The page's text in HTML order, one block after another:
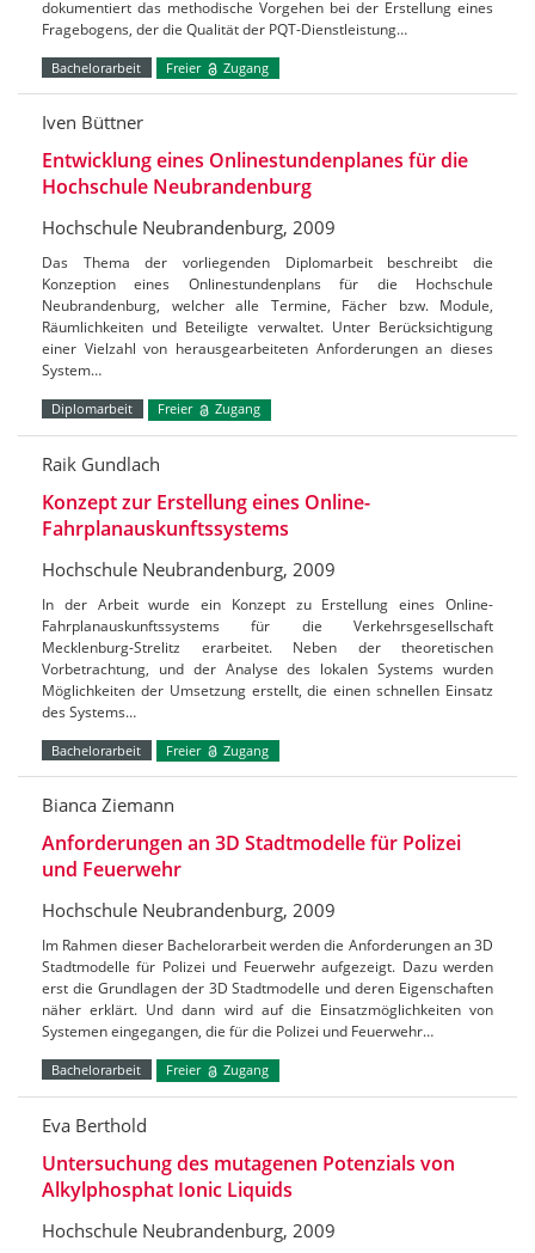
dokumentiert das methodische Vorgehen bei der Erstellung eines
Fragebogens, der die Qualität der PQT-Dienstleistung…
Bachelorarbeit Freier Zugang
Iven Büttner
Entwicklung eines Onlinestundenplanes für die
Hochschule Neubrandenburg
Hochschule Neubrandenburg, 2009
Das Thema der vorliegenden Diplomarbeit beschreibt die
Konzeption eines Onlinestundenplans für die Hochschule
Neubrandenburg, welcher alle Termine, Fächer bzw. Module,
Räumlichkeiten und Beteiligte verwaltet. Unter Berücksichtigung
einer Vielzahl von herausgearbeiteten Anforderungen an dieses
System…
Diplomarbeit Freier Zugang
Raik Gundlach
Konzept zur Erstellung eines Online-
Fahrplanauskunftssystems
Hochschule Neubrandenburg, 2009
In der Arbeit wurde ein Konzept zu Erstellung eines Online-
Fahrplanauskunftssystems für die Verkehrsgesellschaft
Mecklenburg-Strelitz erarbeitet. Neben der theoretischen
Vorbetrachtung, und der Analyse des lokalen Systems wurden
Möglichkeiten der Umsetzung erstellt, die einen schnellen Einsatz
des Systems…
Bachelorarbeit Freier Zugang
Bianca Ziemann
Anforderungen an 3D Stadtmodelle für Polizei
und Feuerwehr
Hochschule Neubrandenburg, 2009
Im Rahmen dieser Bachelorarbeit werden die Anforderungen an 3D
Stadtmodelle für Polizei und Feuerwehr aufgezeigt. Dazu werden
erst die Grundlagen der 3D Stadtmodelle und deren Eigenschaften
näher erklärt. Und dann wird auf die Einsatzmöglichkeiten von
Systemen eingegangen, die für die Polizei und Feuerwehr…
Bachelorarbeit Freier Zugang
Eva Berthold
Untersuchung des mutagenen Potenzials von
Alkylphosphat Ionic Liquids
Hochschule Neubrandenburg, 2009